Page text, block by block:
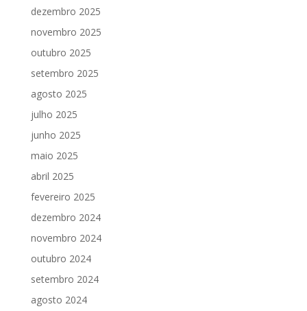
dezembro 2025
novembro 2025
outubro 2025
setembro 2025
agosto 2025
julho 2025
junho 2025
maio 2025
abril 2025
fevereiro 2025
dezembro 2024
novembro 2024
outubro 2024
setembro 2024
agosto 2024